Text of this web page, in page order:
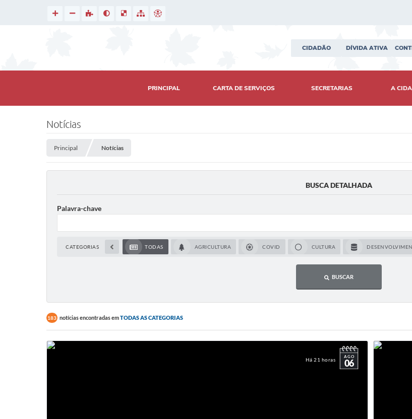
CIDADÃO DÍVIDA ATIVA
PRINCIPAL CARTA DE SERVIÇOS SECRETARIAS A
Notícias
Principal Notícias
BUSCA DETALHADA
Palavra-chave
CATEGORIAS TODAS AGRICULTURA COVID CULTURA
BUSCAR
183 notícias encontradas emTODAS AS CATEGORIAS
Há 21 horas AGO
06